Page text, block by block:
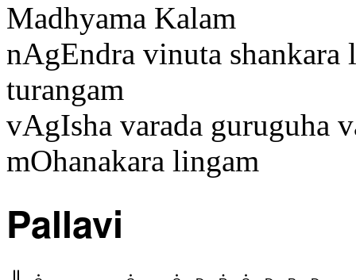
Madhyama Kalam
nAgEndra vinuta
turangam
vAgIsha varada guruguha
mOhanakara lingam
Pallavi